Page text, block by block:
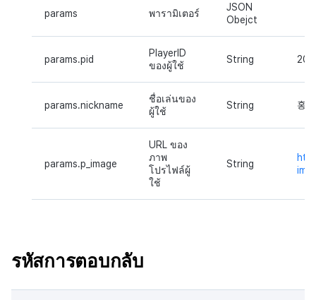
params พารามิเตอร์
JSON
Obejct
params.pid
PlayerID
ของผู้ใช้
String
params.nickname
ชื่อเล่นของ
ผู้ใช้
String 홍길
params.p_image
URL ของ
ภาพ
โปรไฟล์ผู้
ใช้
String
รหัสการตอบกลับ